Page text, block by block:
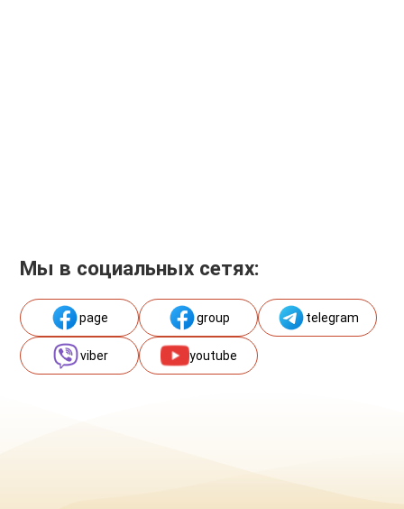
Мы в социальных сетях:
page group telegram
viber youtube